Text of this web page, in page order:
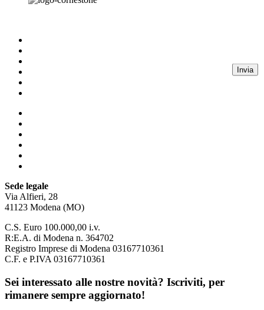
Sede legale
Via Alfieri, 28
41123 Modena (MO)
C.S. Euro 100.000,00 i.v.
R:E.A. di Modena n. 364702
Registro Imprese di Modena 03167710361
C.F. e P.IVA 03167710361
Sei interessato alle nostre novità? Iscriviti, per
rimanere sempre aggiornato!
Invia